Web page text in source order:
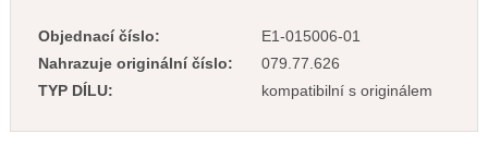
Objednací číslo:
E1-015006-01
Nahrazuje originální číslo:
079.77.626
TYP DÍLU:
kompatibilní s originálem